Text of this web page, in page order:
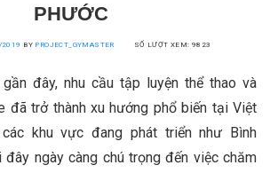
PHƯỚC
BY PROJECT_GYMASTER SỐ LƯỢT XEM: 9823
đây, nhu cầu tập luyện thể thao và
đã trở thành xu hướng phổ biến tại Việt
khu vực đang phát triển như Bình
đây ngày càng chú trọng đến việc chăm